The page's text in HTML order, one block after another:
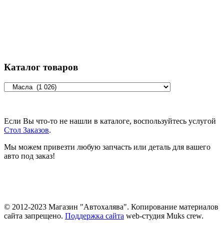
Каталог товаров
Если Вы что-то не нашли в каталоге, воспользуйтесь услугой
Стол Заказов.
Мы можем привезти любую запчасть или деталь для вашего
авто под заказ!
© 2012-2023 Магазин "Автохалява". Копирование материалов
сайта запрещено. Поддержка сайта web-студия Muks crew.